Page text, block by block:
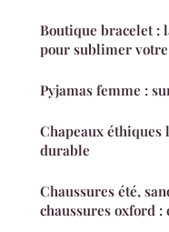
Boutique bracelet :
pour sublimer
Pyjamas femme :
Chapeaux éthiques
durable
Chaussures été,
chaussures oxford :